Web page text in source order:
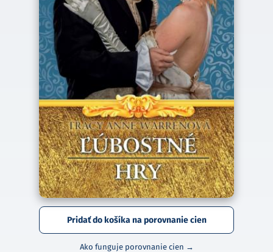
Pridať do košíka na porovnanie cien
Ako funguje porovnanie cien →